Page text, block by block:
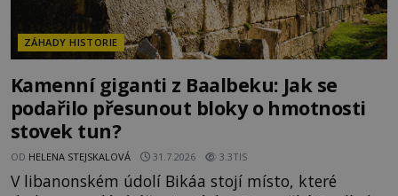
ZÁHADY HISTORIE
Kamenní giganti z Baalbeku: Jak se
podařilo přesunout bloky o hmotnosti
stovek tun?
OD HELENA STEJSKALOVÁ 31.7.2026 3.3TIS
V libanonském údolí Bikáa stojí místo, které